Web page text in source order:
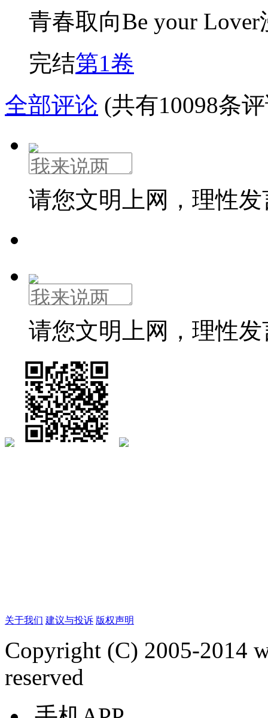
青春取向Be your Lover
完结第1卷
全部评论 (共有10098条
请您文明上网，理性
请您文明上网，理性
关于我们 建议与投诉 版权声明
Copyright (C) 2005-2014
reserved